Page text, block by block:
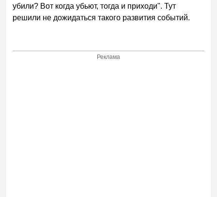
убили? Вот когда убьют, тогда и приходи". Тут
решили не дожидаться такого развития событий.
Реклама